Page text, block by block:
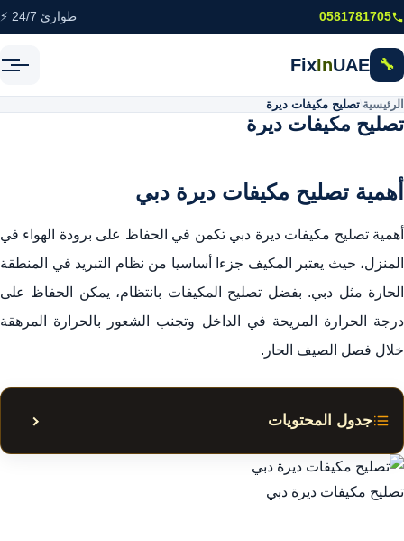
تخطى إلى المحتوى الرئيسي
0581781705 طوارئ 24/7 ⚡
🔧
FixInUAE
الرئيسية تصليح مكيفات ديرة
تصليح مكيفات ديرة
أهمية تصليح مكيفات ديرة دبي
أهمية تصليح مكيفات ديرة دبي تكمن في الحفاظ على برودة الهواء في
المنزل، حيث يعتبر المكيف جزءا أساسيا من نظام التبريد في المنطقة
الحارة مثل دبي. بفضل تصليح المكيفات بانتظام، يمكن الحفاظ على
درجة الحرارة المريحة في الداخل وتجنب الشعور بالحرارة المرهقة
خلال فصل الصيف الحار.
جدول المحتويات إظهار
أهمية تصليح مكيفات ديرة دبي
خدمات تصليح مكيفات عالية الجودة في ديرة دبي
تصليح مكيفات ديرة دبي